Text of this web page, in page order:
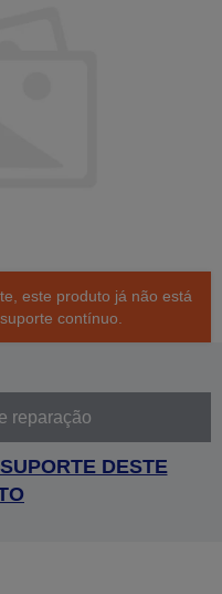
este produto já não está
contínuo.
reparação
DESTE